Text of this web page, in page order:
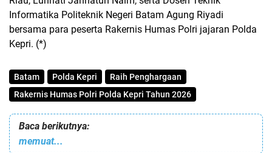
Informatika Politeknik Negeri Batam Agung Riyadi
bersama para peserta Rakernis Humas Polri jajaran Polda
Kepri. (*)
Batam Polda Kepri
Raih Penghargaan
Rakernis Humas Polri Polda Kepri Tahun 2026
Baca berikutnya:
memuat...